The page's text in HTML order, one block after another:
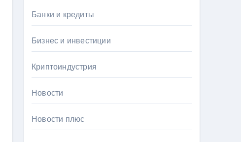
Банки и кредиты
Бизнес и инвестиции
Криптоиндустрия
Новости
Новости плюс